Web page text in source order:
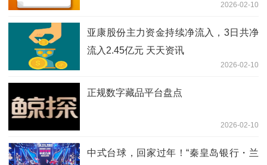
2026-02-10
亚康股份主力资金持续净流入，3日共净
流入2.45亿元 天天资讯
2026-02-10
正规数字藏品平台盘点
2026-02-10
中式台球，回家过年！“秦皇岛银行・兰